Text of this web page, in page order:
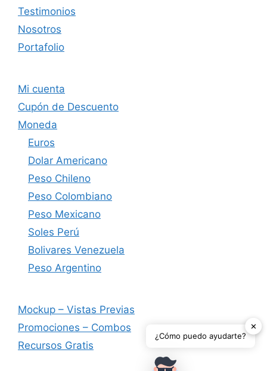
Testimonios
Nosotros
Portafolio
Mi cuenta
Cupón de Descuento
Moneda
Euros
Dolar Americano
Peso Chileno
Peso Colombiano
Peso Mexicano
Soles Perú
Bolivares Venezuela
Peso Argentino
Mockup – Vistas Previas
Promociones – Combos
Recursos Gratis
✕
¿Cómo puedo ayudarte?